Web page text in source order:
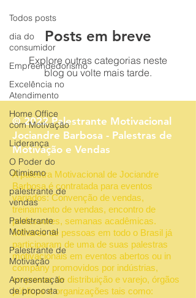
Todos posts
dia do
consumidor
Empreendedorismo
Excelência no
Atendimento
Home Office
com Motivação
Liderança
O Poder do
Otimismo
palestrante de
vendas
Palestrante
Motivacional
Palestrante de
Motivação
Apresentação
de proposta
Posts em breve
Explore outras categorias neste
blog ou volte mais tarde.
© 2022 Palestrante Motivacional
Jociandre Barbosa - Palestras de
Motivação e Vendas
A palestra Motivacional de Jociandre
Barbosa é contratada para eventos
variados: Convenção de vendas,
treinamento de vendas, encontro de
professores, semanas acadêmicas.
Milhares de pessoas em todo o Brasil já
participaram de uma de suas palestras
motivacionais em eventos abertos ou in
company promovidos por indústrias,
empresas de distribuição e varejo, órgãos
públicos e organizações tais como: